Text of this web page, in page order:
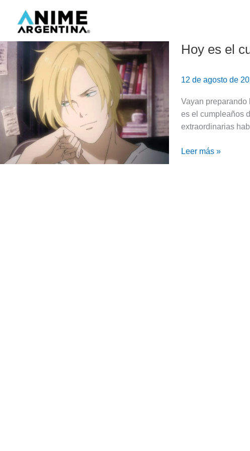
contenido
Hoy es el
12 de agosto de
Vayan preparando
es el cumpleaños
extraordinarias
Hoy
cumpleaños
de
Lynx
Banana
Leer más »